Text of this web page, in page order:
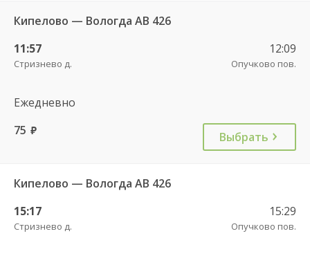
Кипелово — Вологда АВ 426
11:57
Стризнево д.
12:09
Опучково пов.
Ежедневно
75 руб. Выбрать
Кипелово — Вологда АВ 426
15:17
Стризнево д.
15:29
Опучково пов.